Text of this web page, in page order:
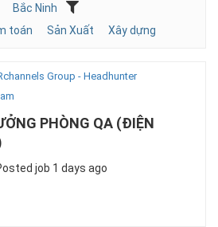
Bắc Ninh
toán
Sản Xuất Xây dựng
Group - Headhunter
PHÒNG QA (ĐIỆN
job 1 days ago